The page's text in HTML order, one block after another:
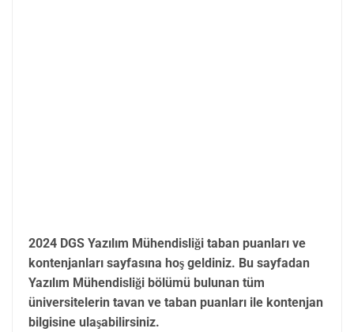
2024 DGS Yazılım Mühendisliği taban puanları ve
kontenjanları sayfasına hoş geldiniz. Bu sayfadan
Yazılım Mühendisliği bölümü bulunan tüm
üniversitelerin tavan ve taban puanları ile kontenjan
bilgisine ulaşabilirsiniz.